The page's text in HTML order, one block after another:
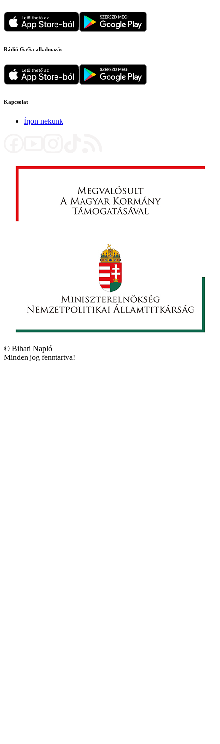
Rádió GaGa alkalmazás
Kapcsolat
Írjon nekünk
© Bihari Napló |
Minden jog fenntartva!